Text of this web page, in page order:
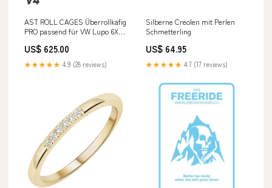
AST ROLL CAGES Überrollkäfig
PRO passend für VW Lupo 6X
US$ 625.00
★★★★★ 4.9 (28 reviews)
Silberne Creolen mit Perlen
Schmetterling
US$ 64.95
★★★★★ 4.7 (17 reviews)